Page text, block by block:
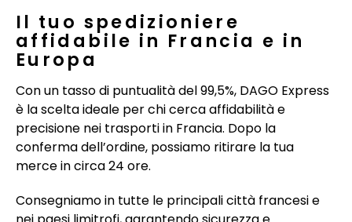
Il tuo spedizioniere
affidabile in Francia e in
Europa
Con un tasso di puntualità del 99,5%, DAGO Express
è la scelta ideale per chi cerca affidabilità e
precisione nei trasporti in Francia. Dopo la
conferma dell’ordine, possiamo ritirare la tua
merce in circa 24 ore.
Consegniamo in tutte le principali città francesi e